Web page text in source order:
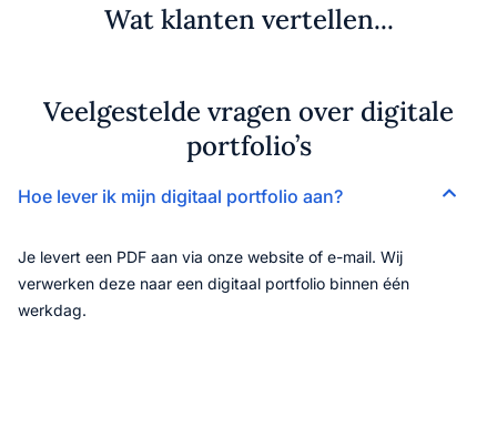
Wat klanten vertellen...
Veelgestelde vragen over digitale
portfolio’s
Hoe lever ik mijn digitaal portfolio aan?
Je levert een PDF aan via onze website of e-mail. Wij
verwerken deze naar een digitaal portfolio binnen één
werkdag.